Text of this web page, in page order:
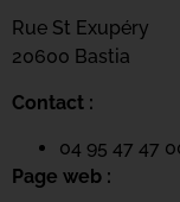
Rue St Exupéry
20600 Bastia
Contact :
04 95 47 47
Page web :